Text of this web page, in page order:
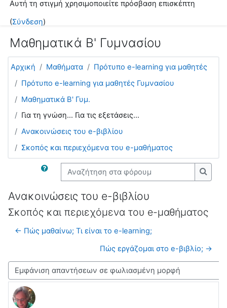
Μετάβαση στο κεντρικό περιεχόμενο
Αυτή τη στιγμή χρησιμοποιείτε πρόσβαση επισκέπτη
(Σύνδεση)
Μαθηματικά Β' Γυμνασίου
Αρχική Μαθήματα
Πρότυπο e-learning για μαθητές
Πρότυπο e-learning για μαθητές Γυμνασίου
Μαθηματικά Β' Γυμ.
Για τη γνώση... Για τις εξετάσεις...
Ανακοινώσεις του e-βιβλίου
Σκοπός και περιεχόμενα του e-μαθήματος
Αναζήτηση στα φόρουμ
Ανακοινώσεις του e-βιβλίου
Σκοπός και περιεχόμενα του e-μαθήματος
← Πώς μαθαίνω; Τι είναι το e-learning;
Πώς εργάζομαι στο e-βιβλίο; →
Λειτουργία εμφάνισης